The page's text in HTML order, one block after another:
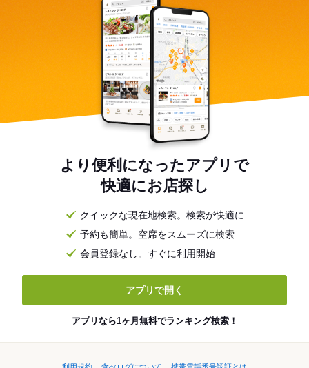
より便利になったアプリで
快適にお店探し
クイックな現在地検索。検索が快適に
予約も簡単。空席をスムーズに検索
会員登録なし。すぐに利用開始
アプリで開く
アプリなら1ヶ月無料でランキング検索！